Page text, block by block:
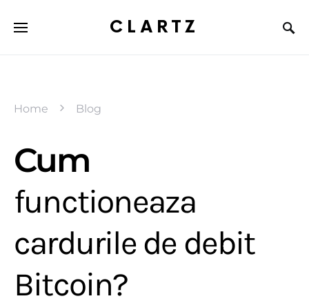
CLARTZ
Home Blog
Cum
functioneaza
cardurile de debit
Bitcoin?